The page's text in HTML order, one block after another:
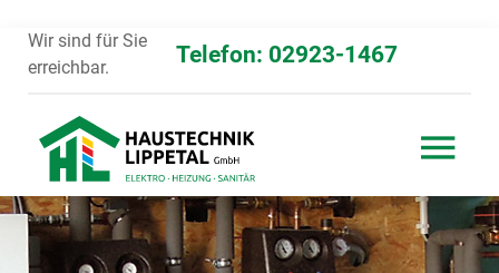
Wir sind für Sie
erreichbar.
Telefon: 02923-1467